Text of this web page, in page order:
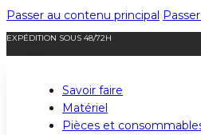
Passer au contenu principal
EXPÉDITION SOUS 48/72H
Savoir faire
Matériel
Pièces et